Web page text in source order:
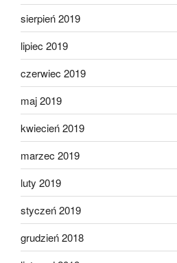
sierpień 2019
lipiec 2019
czerwiec 2019
maj 2019
kwiecień 2019
marzec 2019
luty 2019
styczeń 2019
grudzień 2018